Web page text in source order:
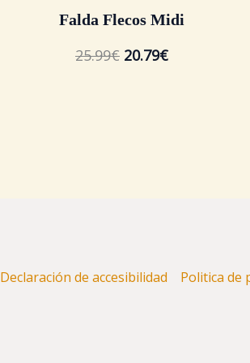
Falda Flecos Midi
25.99€ 20.79€
Declaración de accesibilidad Politica de